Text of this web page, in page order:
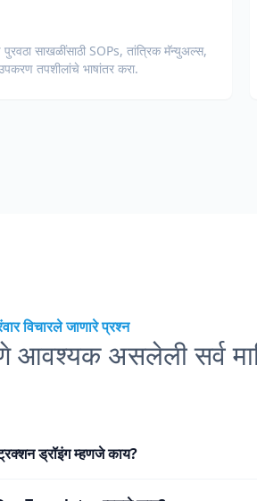
साखळींसाठी SOPs, तांत्रिक मॅन्युअल्स,
तपशीलांचे भाषांतर करा.
विचारले जाणारे प्रश्न
आवश्यक असलेली सर्व
ड्रॉइंग म्हणजे काय?